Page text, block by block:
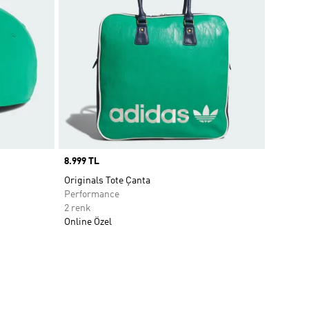
Price
8.999 TL
Originals Tote Çanta
Performance
2 renk
Online Özel